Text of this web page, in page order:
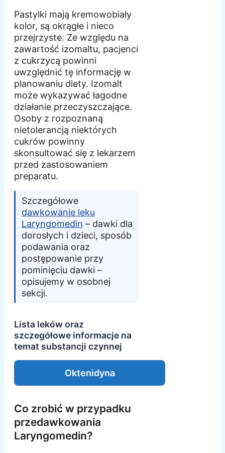
Pastylki mają kremowobiały
kolor, są okrągłe i nieco
przejrzyste. Ze względu na
zawartość izomaltu, pacjenci
z cukrzycą powinni
uwzględnić tę informację w
planowaniu diety. Izomalt
może wykazywać łagodne
działanie przeczyszczające.
Osoby z rozpoznaną
nietolerancją niektórych
cukrów powinny
skonsultować się z lekarzem
przed zastosowaniem
preparatu.
Szczegółowe
dawkowanie leku
Laryngomedin – dawki dla
dorosłych i dzieci, sposób
podawania oraz
postępowanie przy
pominięciu dawki –
opisujemy w osobnej
sekcji.
Lista leków oraz
szczegółowe informacje na
temat substancji czynnej
Oktenidyna
Co zrobić w przypadku
przedawkowania
Laryngomedin?